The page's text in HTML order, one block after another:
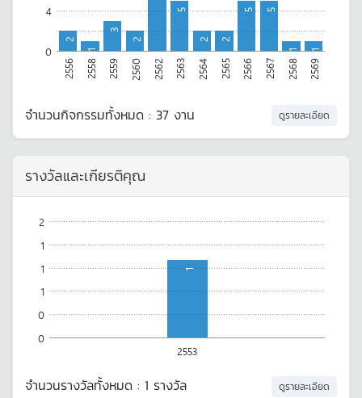
2556 2558 2559 2560 2562 2563 2564 2565 2566 2567 2568 2569
0
4
2
1
3
2
5
2 2
5 5
1 1
ดูรายละเอียด
จำนวนกิจกรรมทั้งหมด : 37 งาน
รางวัลและเกียรติคุณ
2553
0
0
1
1
1
2
1
ดูรายละเอียด
จำนวนรางวัลทั้งหมด : 1 รางวัล